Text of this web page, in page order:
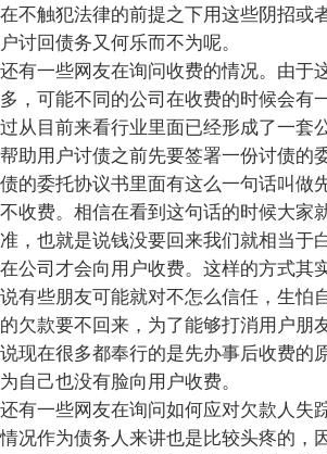
在不触犯法律的前提之下用这些阴招或
户讨回债务又何乐而不为呢。
还有一些网友在询问收费的情况。由于
多，可能不同的公司在收费的时候会有
过从目前来看行业里面已经形成了一套
帮助用户讨债之前先要签署一份讨债的
债的委托协议书里面有这么一句话叫做
不收费。相信在看到这句话的时候大家
准，也就是说钱没要回来我们就相当于
在公司才会向用户收费。这样的方式其
说有些朋友可能就对不怎么信任，生怕
的欠款要不回来，为了能够打消用户朋
说现在很多都奉行的是先办事后收费的
为自己也没有脸向用户收费。
还有一些网友在询问如何应对欠款人失
情况作为债务人来讲也是比较头疼的，